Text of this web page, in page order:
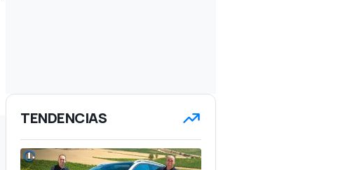
TENDENCIAS